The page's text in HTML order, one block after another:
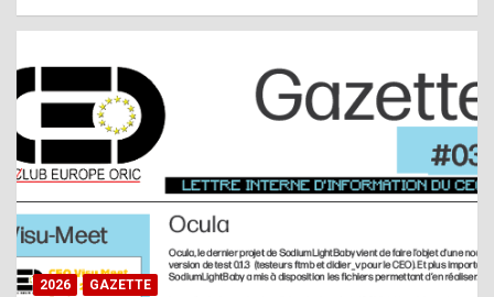
t
s
t
a
s
2026 GAZETTE